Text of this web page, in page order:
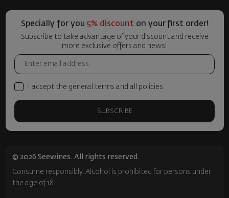
Specially for you 5% discount on your first order!
Subscribe to take advantage of your discount and receive
more exclusive offers and news!
I accept the general terms and all policies
SUBSCRIBE
© 2026 Seewines. All rights reserved.
Consume responsibly. Alcohol is prohibited for persons under
the age of 18.